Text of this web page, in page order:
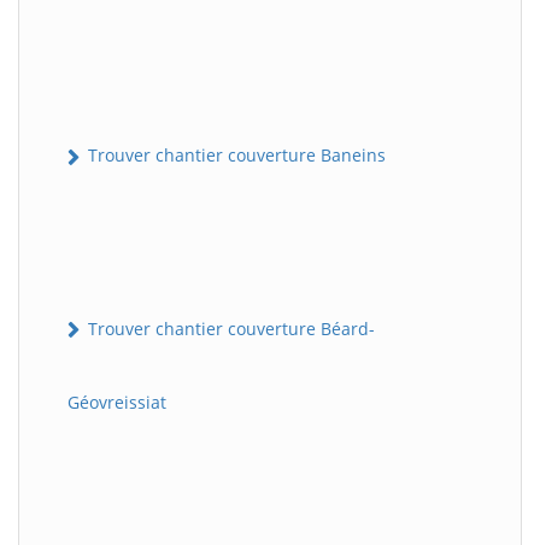
Trouver chantier couverture Baneins
Trouver chantier couverture Béard-
Géovreissiat